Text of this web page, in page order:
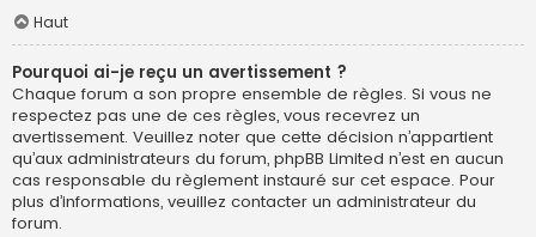
Haut
Pourquoi ai-je reçu un avertissement ?
Chaque forum a son propre ensemble de règles. Si vous ne
respectez pas une de ces règles, vous recevrez un
avertissement. Veuillez noter que cette décision n’appartient
qu’aux administrateurs du forum, phpBB Limited n’est en aucun
cas responsable du règlement instauré sur cet espace. Pour
plus d’informations, veuillez contacter un administrateur du
forum.